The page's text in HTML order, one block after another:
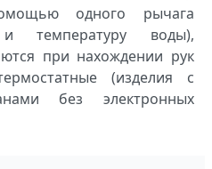
одного рычага
температуру воды),
при нахождении рук
(изделия с
без электронных